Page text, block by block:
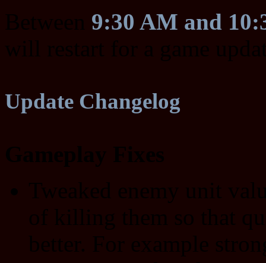
9:30 AM and
Update Changelog